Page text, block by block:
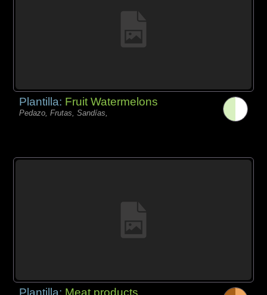
Plantilla: Fruit Watermelons
Pedazo, Frutas, Sandías,
Plantilla: Meat products